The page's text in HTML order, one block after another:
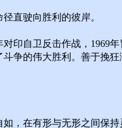
直驶向胜利的彼岸。
印自卫反击作战，1969
争的伟大胜利。善于挽
，在有形与无形之间保